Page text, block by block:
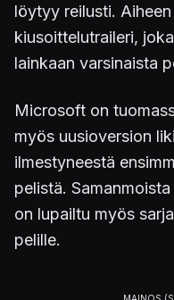
löytyy reilusti.
kiusoittelutraileri,
lainkaan varsinaista
Microsoft on
myös uusioversion
ilmestyneestä
pelistä. Samanmoista
on lupailtu myös
pelille.